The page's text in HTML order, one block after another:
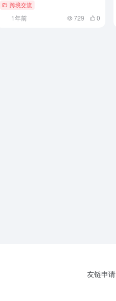
跨境交流
1年前 729 0
友链申请